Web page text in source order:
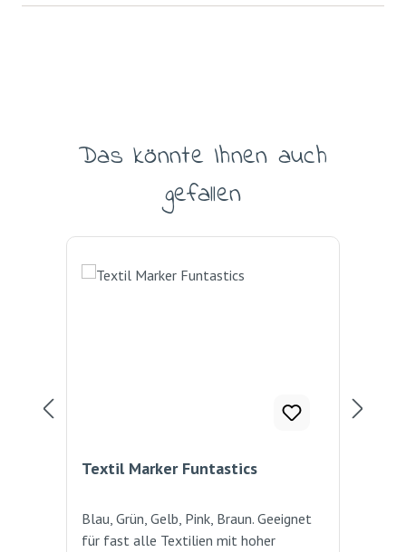
Produktgalerie überspringen
Das könnte Ihnen auch
gefallen
Textil Marker Funtastics
Blau, Grün, Gelb, Pink, Braun. Geeignet
für fast alle Textilien mit hoher